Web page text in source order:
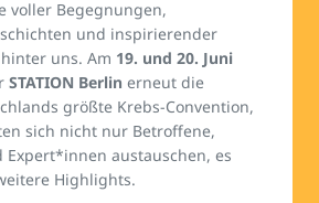
voller Begegnungen,
und inspirierender
uns. Am 19. und 20. Juni
STATION Berlin erneut die
größte Krebs-Convention,
sich nicht nur Betroffene,
austauschen, es
Highlights.